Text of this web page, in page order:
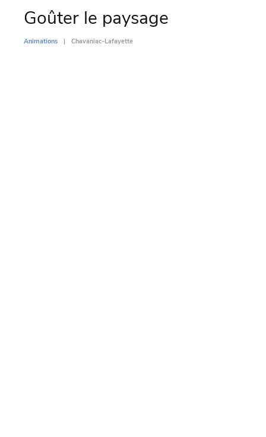
Goûter le paysage
Animations Chavaniac-Lafayette